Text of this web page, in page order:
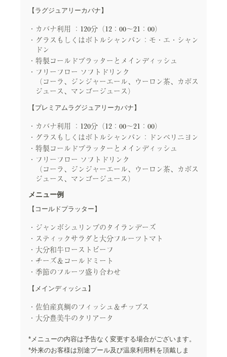
【ラグジュアリーカバナ】
カバナ利用 ：120分（12：00～21：00）
グラスもしくはボトルシャンパン：モ・エ・シャン
ドン
特製コールドプラッターとメインディッシュ
フリーフロー ソフトドリンク
（コーラ、ジンジャーエール、ウーロン茶、カボス
ジュース、マンゴージュース）
【プレミアムラグジュアリーカバナ】
カバナ利用 ：120分（12：00～21：00）
グラスもしくはボトルシャンパン：ドンペリニヨン
特製コールドプラッターとメインディッシュ
フリーフロー ソフトドリンク
（コーラ、ジンジャーエール、ウーロン茶、カボス
ジュース、マンゴージュース）
メニュー例
【コールドプラッター】
ジャンボシュリンプのタイランデーズ
スティックサラダと大分フルーツトマト
大分和牛ローストビーフ
チーズ＆コールドミート
季節のフルーツ盛り合わせ
【メインディッシュ】
佐伯産真鯛のフィッシュ＆チップス
大分豊美牛のタリアータ
*メニューの内容は予告なく変更する場合がございます。
*外来のお客様は別途プール及び温泉利用料を頂戴しま